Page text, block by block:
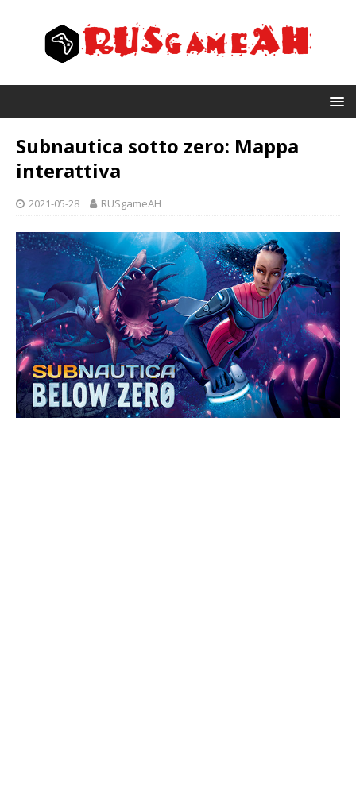
Subnautica sotto zero: Mappa
interattiva
2021-05-28 RUSgameAH